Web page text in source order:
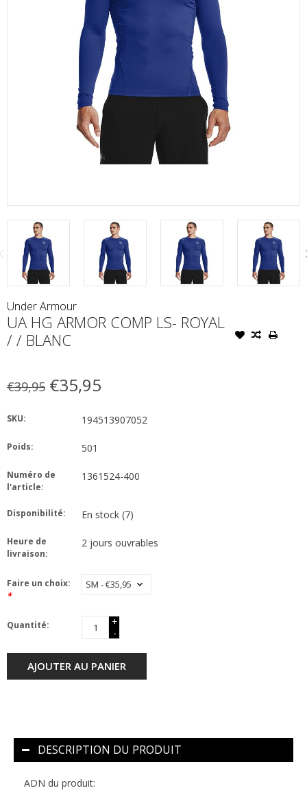
Under Armour
UA HG ARMOR COMP LS- ROYAL
/ / BLANC
€39,95 €35,95
SKU: 194513907052
Poids: 501
Numéro de
l'article:
1361524-400
Disponibilité: En stock (7)
Heure de
livraison:
2 jours ouvrables
Faire un choix:
*
Quantité:
+
-
AJOUTER AU PANIER
DESCRIPTION DU PRODUIT
ADN du produit: